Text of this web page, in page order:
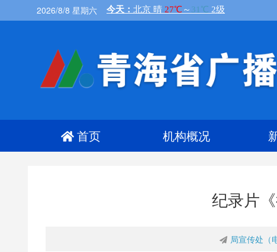
2026/8/8 星期六
首页 机构概况
纪录片
局宣传处（